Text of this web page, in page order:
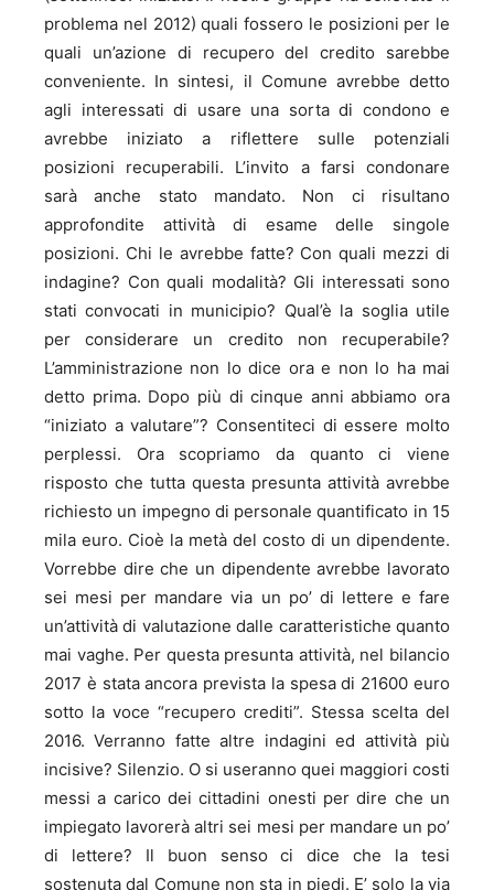
problema nel 2012) quali fossero le posizioni per le
quali un’azione di recupero del credito sarebbe
conveniente. In sintesi, il Comune avrebbe detto
agli interessati di usare una sorta di condono e
avrebbe iniziato a riflettere sulle potenziali
posizioni recuperabili. L’invito a farsi condonare
sarà anche stato mandato. Non ci risultano
approfondite attività di esame delle singole
posizioni. Chi le avrebbe fatte? Con quali mezzi di
indagine? Con quali modalità? Gli interessati sono
stati convocati in municipio? Qual’è la soglia utile
per considerare un credito non recuperabile?
L’amministrazione non lo dice ora e non lo ha mai
detto prima. Dopo più di cinque anni abbiamo ora
“iniziato a valutare”? Consentiteci di essere molto
perplessi. Ora scopriamo da quanto ci viene
risposto che tutta questa presunta attività avrebbe
richiesto un impegno di personale quantificato in 15
mila euro. Cioè la metà del costo di un dipendente.
Vorrebbe dire che un dipendente avrebbe lavorato
sei mesi per mandare via un po’ di lettere e fare
un’attività di valutazione dalle caratteristiche quanto
mai vaghe. Per questa presunta attività, nel bilancio
2017 è stata ancora prevista la spesa di 21600 euro
sotto la voce “recupero crediti”. Stessa scelta del
2016. Verranno fatte altre indagini ed attività più
incisive? Silenzio. O si useranno quei maggiori costi
messi a carico dei cittadini onesti per dire che un
impiegato lavorerà altri sei mesi per mandare un po’
di lettere? Il buon senso ci dice che la tesi
sostenuta dal Comune non sta in piedi. E’ solo la via